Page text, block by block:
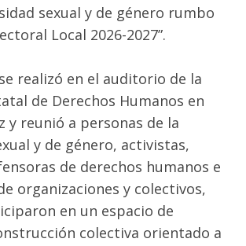
sexual y de género rumbo
Local 2026-2027”.
realizó en el auditorio de la
de Derechos Humanos en
y reunió a personas de la
y de género, activistas,
de derechos humanos e
organizaciones y colectivos,
en un espacio de
colectiva orientado a